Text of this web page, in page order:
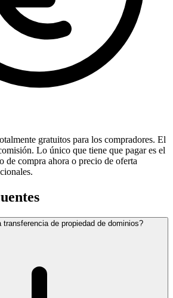
gratuitos para los compradores. El
Lo único que tiene que pagar es el
de compra ahora o precio de oferta
de propiedad de dominios?